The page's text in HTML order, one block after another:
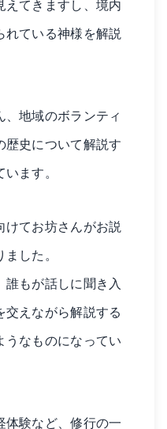
えてきますし、境内
れている神様を解説
、地域のボランティ
歴史について解説す
ます。
けてお坊さんがお説
した。
誰もが話しに聞き入
交えながら解説する
うなものになってい
験など、修行の一